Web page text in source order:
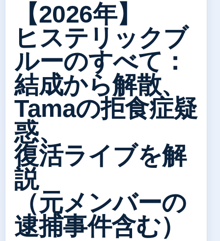
【2026年】
ヒステリックブ
ルーのすべて：
結成から解散、
Tamaの拒食症疑
惑、
復活ライブを解
説
（元メンバーの
逮捕事件含む）